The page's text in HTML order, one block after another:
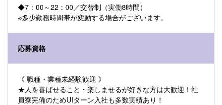
◆7：00～22：00／交替制（実働8時間）
※多少勤務時間帯が変動する場合がございます。
応募資格
《 職種・業種未経験歓迎 》
★人を喜ばせること・楽しませるが好きな方は大歓迎！社
員寮完備のためUIターン入社も多数実績あり！